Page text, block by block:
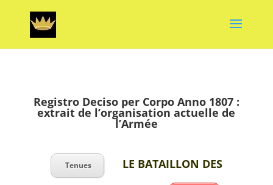
Registro Deciso per Corpo Anno 1807 :
extrait de l’organisation actuelle de
l’Armée
Tenues
LE BATAILLON DES